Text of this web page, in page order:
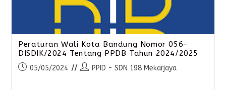
Peraturan Wali Kota Bandung Nomor 056-
DISDIK/2024 Tentang PPDB Tahun 2024/2025
05/05/2024 PPID - SDN 198 Mekarjaya